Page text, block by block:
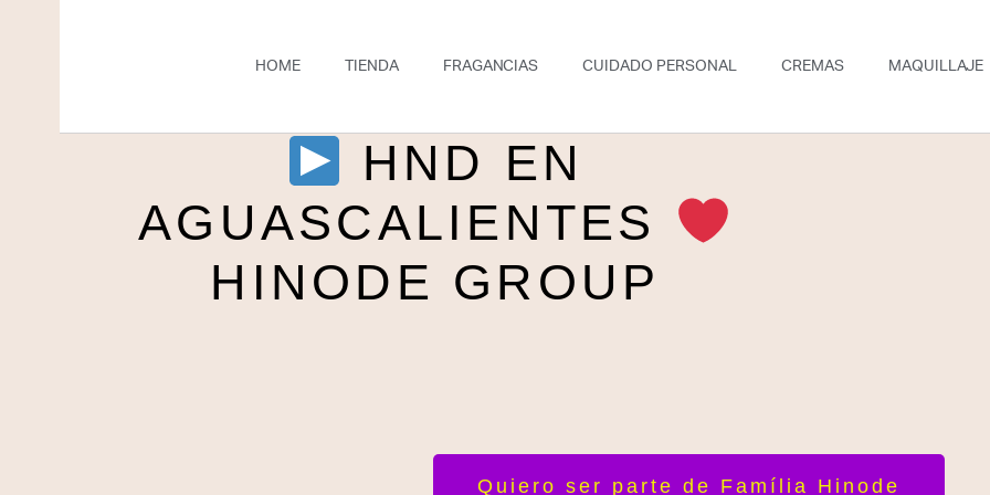
HOME TIENDA FRAGANCIAS CUIDADO PERSONAL CREMAS MAQUILLAJE
HND EN
AGUASCALIENTES
HINODE GROUP
Quiero ser parte de Família Hinode